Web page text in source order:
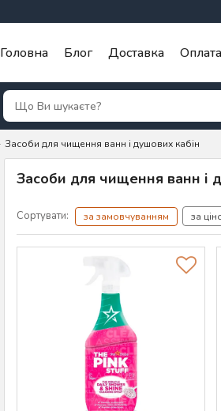
Головна Блог Доставка Оплата
Засоби для чищення ванн і душових кабін
Засоби для чищення ванн і
Сортувати: за замовчуванням за